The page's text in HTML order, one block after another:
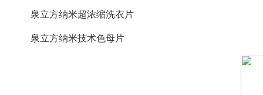
泉立方纳米超浓缩洗衣片
泉立方纳米技术色母片